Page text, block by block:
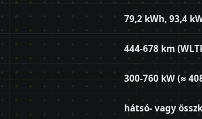
79,2 kWh, 93,4
444-678 km
300-760 kW (≈
hátsó- vagy